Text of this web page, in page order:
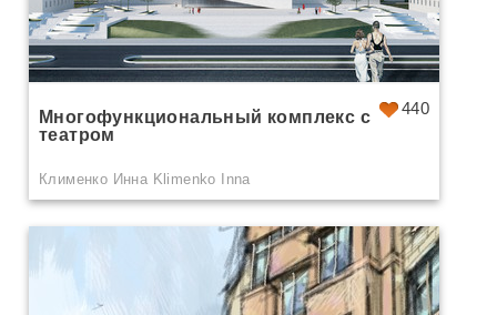
440
Многофункциональный комплекс с
театром
Клименко Инна Klimenko Inna